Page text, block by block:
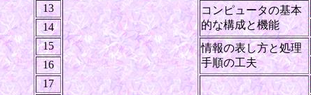
13
コンピュータの基本
的な構成と機能
14
15
情報の表し方と処理
手順の工夫
16
17